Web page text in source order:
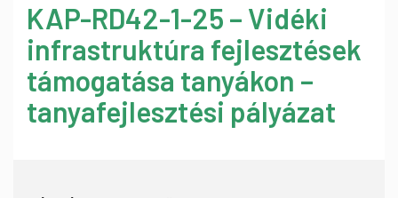
KAP-RD42-1-25 – Vidéki
infrastruktúra fejlesztések
támogatása tanyákon –
tanyafejlesztési pályázat